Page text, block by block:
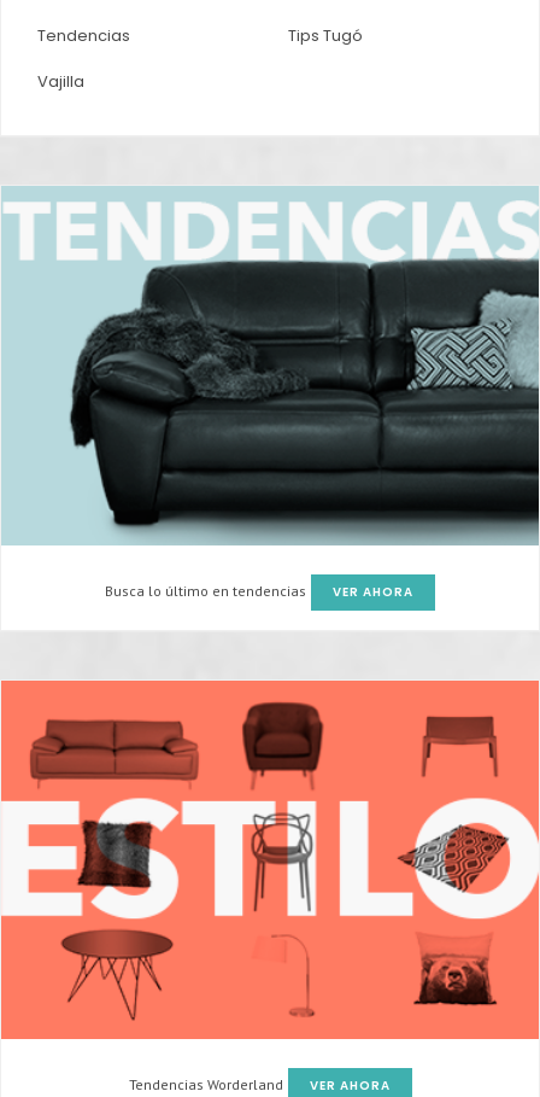
Tendencias
Tips Tugó
Vajilla
Busca lo último en tendencias VER AHORA
Tendencias Worderland VER AHORA